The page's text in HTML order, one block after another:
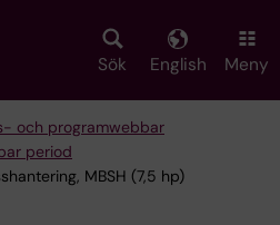
Sök English Meny
och programwebbar
period
MBSH (7,5 hp)